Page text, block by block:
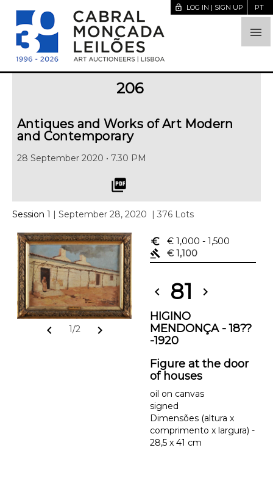

lock_open LOG IN | SIGN UP PT
206
Antiques and Works of Art Modern
and Contemporary
28 September 2020 • 7.30 PM
picture_as_pdf
Session 1 | September 28, 2020 | 376 Lots
chevron_left 1/2 chevron_right
euro_symbol € 1,000 - 1,500
gavel
€ 1,100
chevron_left 81 chevron_right
HIGINO
MENDONÇA - 18??
-1920
Figure at the door
of houses
oil on canvas
signed
Dimensões (altura x
comprimento x largura) -
28,5 x 41 cm